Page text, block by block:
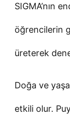
SIGMA’nın
öğrencilerin
üreterek
Doğa ve
etkili olur.